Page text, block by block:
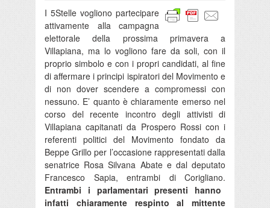
I 5Stelle vogliono partecipare
attivamente alla campagna
elettorale della prossima primavera a
Villapiana, ma lo vogliono fare da soli, con il
proprio simbolo e con i propri candidati, al fine
di affermare i principi ispiratori del Movimento e
di non dover scendere a compromessi con
nessuno. E’ quanto è chiaramente emerso nel
corso del recente incontro degli attivisti di
Villapiana capitanati da Prospero Rossi con i
referenti politici del Movimento fondato da
Beppe Grillo per l’occasione rappresentati dalla
senatrice Rosa Silvana Abate e dal deputato
Francesco Sapia, entrambi di Corigliano.
Entrambi i parlamentari presenti hanno
infatti chiaramente respinto al mittente